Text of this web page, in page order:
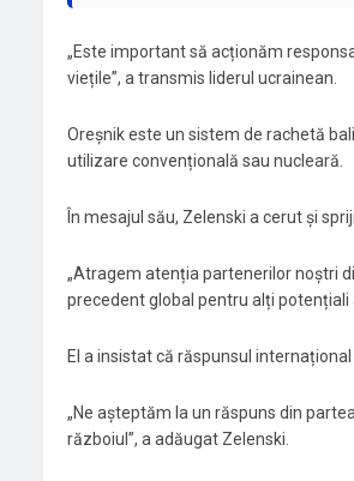
„Este important să acționăm
viețile”, a transmis liderul ucrainean.
Oreșnik este un sistem de rachetă
utilizare convențională sau nucleară.
În mesajul său, Zelenski a cerut și
„Atragem atenția partenerilor noștri
precedent global pentru alți potențiali
El a insistat că răspunsul
„Ne așteptăm la un răspuns din
războiul”, a adăugat Zelenski.